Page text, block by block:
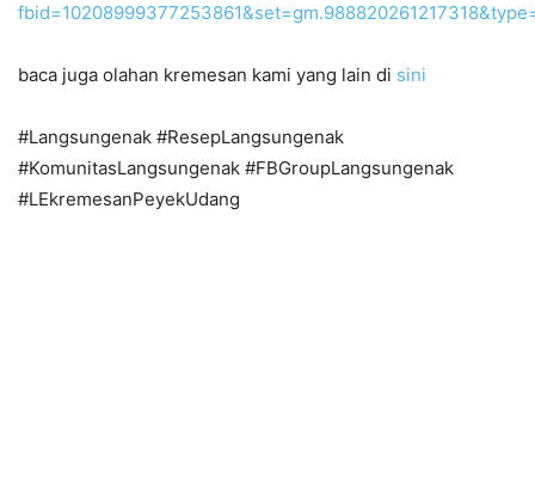
baca juga olahan kremesan kami yang lain di sini
#Langsungenak #ResepLangsungenak
#KomunitasLangsungenak #FBGroupLangsungenak
#LEkremesanPeyekUdang